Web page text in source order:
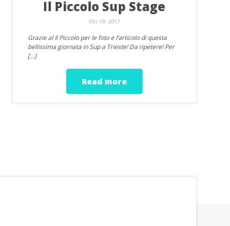
Il Piccolo Sup Stage
Oct 19, 2017
Grazie al Il Piccolo per le foto e l’articolo di questa
bellissima giornata in Sup a Trieste! Da ripetere! Per
[…]
Read more